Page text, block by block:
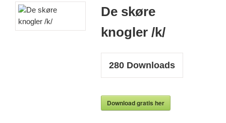
De skøre
knogler /k/
280Downloads
Download gratis her